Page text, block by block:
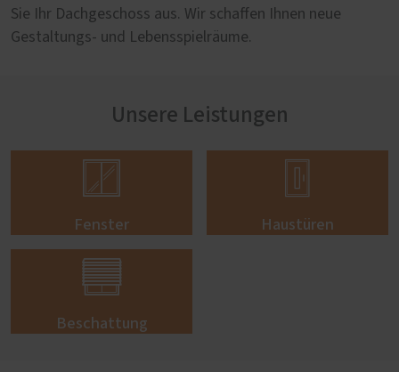
Sie Ihr Dachgeschoss aus. Wir schaffen Ihnen neue
Gestaltungs- und Lebensspielräume.
Unsere Leistungen

Fenster

Haustüren

Beschattung